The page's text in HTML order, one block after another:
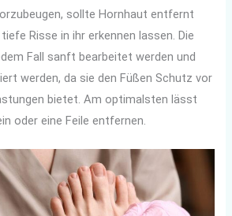
sollte Hornhaut entfernt
Risse in ihr erkennen lassen. Die
Fall sanft bearbeitet werden und
werden, da sie den Füßen Schutz vor
bietet. Am optimalsten lässt
oder eine Feile entfernen.